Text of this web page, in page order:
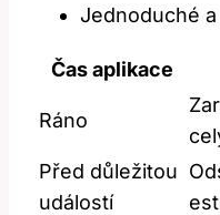
Jednoduché
Čas aplikace
Ráno
Před ⁤důležitou
událostí